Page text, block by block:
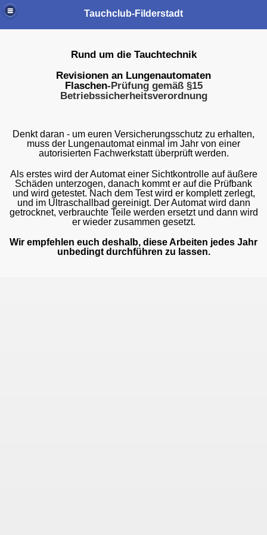
Tauchclub-Filderstadt
Rund um die Tauchtechnik
Revisionen an Lungenautomaten
Flaschen-Prüfung gemäß §15
Betriebssicherheitsverordnung
Denkt daran - um euren Versicherungsschutz zu erhalten,
muss der Lungenautomat einmal im Jahr von einer
autorisierten Fachwerkstatt überprüft werden.
Als erstes wird der Automat einer Sichtkontrolle auf äußere
Schäden unterzogen, danach kommt er auf die Prüfbank
und wird getestet. Nach dem Test wird er komplett zerlegt,
und im Ultraschallbad gereinigt. Der Automat wird dann
getrocknet, verbrauchte Teile werden ersetzt und dann wird
er wieder zusammen gesetzt.
Wir empfehlen euch deshalb, diese Arbeiten jedes Jahr
unbedingt durchführen zu lassen.